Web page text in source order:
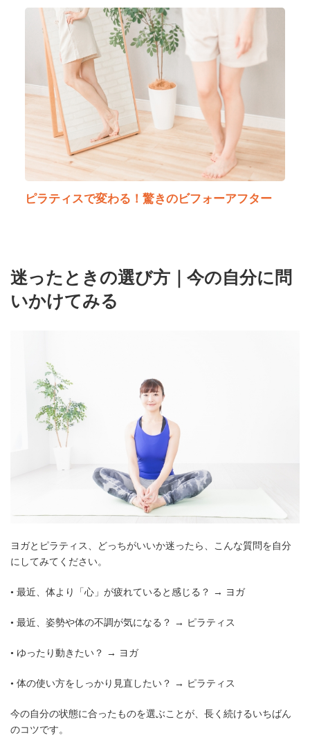
ピラティスで変わる！驚きのビフォーアフター
迷ったときの選び方｜今の自分に問
いかけてみる
ヨガとピラティス、どっちがいいか迷ったら、こんな質問を自分
にしてみてください。
• 最近、体より「心」が疲れていると感じる？ → ヨガ
• 最近、姿勢や体の不調が気になる？ → ピラティス
• ゆったり動きたい？ → ヨガ
• 体の使い方をしっかり見直したい？ → ピラティス
今の自分の状態に合ったものを選ぶことが、長く続けるいちばん
のコツです。